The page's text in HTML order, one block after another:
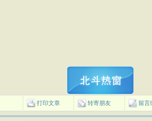
打印文章 转寄朋友 留言